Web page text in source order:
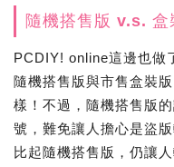
隨機搭售版 v.s. 盒
PCDIY! online這邊也做
隨機搭售版與市售盒裝
樣！不過，隨機搭售版
號，難免讓人擔心是盜
比起隨機搭售版，仍讓